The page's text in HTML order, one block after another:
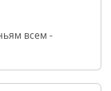
всем -